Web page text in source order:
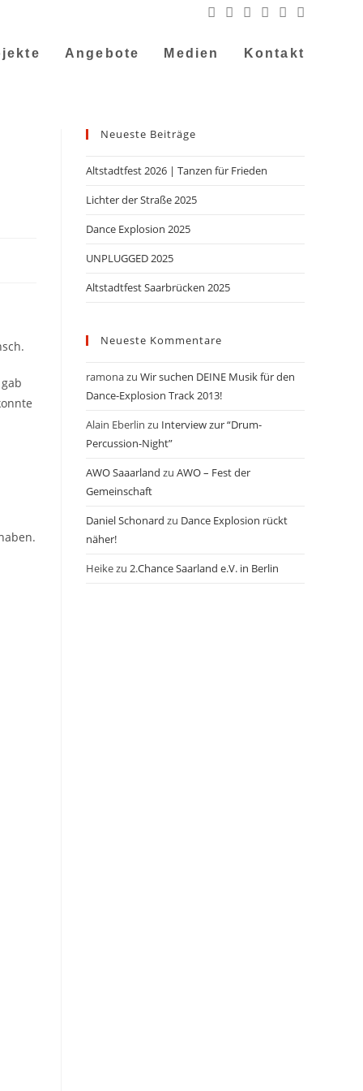
Angebote Medien Kontakt
Neueste Beiträge
Altstadtfest 2026 | Tanzen für Frieden
Lichter der Straße 2025
Dance Explosion 2025
UNPLUGGED 2025
Altstadtfest Saarbrücken 2025
Neueste Kommentare
ramonazu Wir suchen DEINE Musik für den
Dance-Explosion Track 2013!
Alain Eberlin zu Interview zur “Drum-
Percussion-Night”
AWO Saaarland zu AWO – Fest der
Gemeinschaft
Daniel Schonard zu Dance Explosion rückt
näher!
Heikezu 2.Chance Saarland e.V. in Berlin